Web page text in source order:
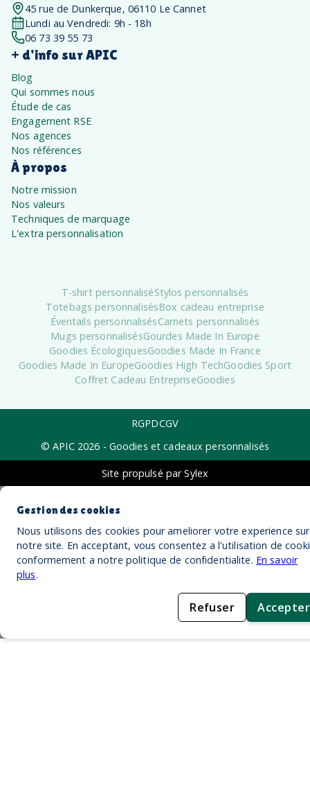
45 rue de Dunkerque, 06110 Le Cannet
Lundi au Vendredi: 9h - 18h
06 73 39 55 73
+ d'info sur APIC
Blog
Qui sommes nous
Étude de cas
Engagement RSE
Nos agences
Nos références
À propos
Notre mission
Nos valeurs
Techniques de marquage
L'extra personnalisation
T-shirt personnaliséStylos personnalisés
Totebags personnalisésBox cadeau entreprise
Éventails personnalisésCarnets personnalisés
Mugs personnalisésGourdes Made In Europe
Goodies ÉcologiquesGoodies Made In France
Goodies Made In EuropeGoodies High TechGoodies Sport
Coffret Cadeau EntrepriseGoodies
RGPDCGV
© APIC 2026 - Goodies et cadeaux personnalisés
Site propulsé par Sylex
Gestion des cookies
Nous utilisons des cookies pour ameliorer votre experience sur
notre site. En acceptant, vous consentez a l'utilisation de
conformement a notre politique de confidentialite. En savoir
plus.
Refuser Accepter